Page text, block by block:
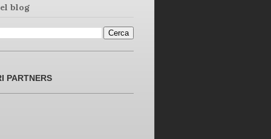
blog
PARTNERS